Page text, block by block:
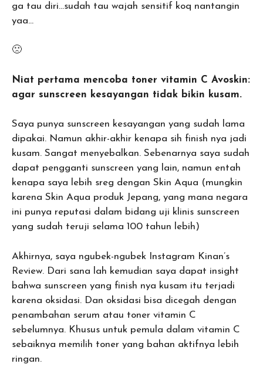
ga tau diri…sudah tau wajah sensitif koq nantangin
yaa…
🙁
Niat pertama mencoba toner vitamin C Avoskin:
agar sunscreen kesayangan tidak bikin kusam.
Saya punya sunscreen kesayangan yang sudah lama
dipakai. Namun akhir-akhir kenapa sih finish nya jadi
kusam. Sangat menyebalkan. Sebenarnya saya sudah
dapat pengganti sunscreen yang lain, namun entah
kenapa saya lebih sreg dengan Skin Aqua (mungkin
karena Skin Aqua produk Jepang, yang mana negara
ini punya reputasi dalam bidang uji klinis sunscreen
yang sudah teruji selama 100 tahun lebih)
Akhirnya, saya ngubek-ngubek Instagram Kinan’s
Review. Dari sana lah kemudian saya dapat insight
bahwa sunscreen yang finish nya kusam itu terjadi
karena oksidasi. Dan oksidasi bisa dicegah dengan
penambahan serum atau toner vitamin C
sebelumnya. Khusus untuk pemula dalam vitamin C
sebaiknya memilih toner yang bahan aktifnya lebih
ringan.